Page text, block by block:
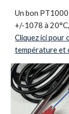
Un bon
+/-1078 à
Cliquez ici pour
température et